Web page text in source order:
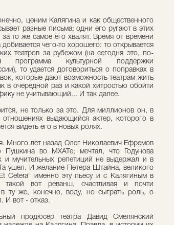
ценим Калягина и как общественного
разные письма; одни его ругают в этих
то же самое его хвалят. Время от времени
чего-то хорошего: то открывается
театров за рубежом (на сегодня это, по-
программа культурной поддержки
то удается договориться о поправках в
которые дают возможность театрам жить
в очередной раз и какой хитростью обойти
не учитывающий... И так далее.
не только за это. Для миллионов он, в
выдающийся актер, которого в
видеть его в новых ролях.
Много лет назад Олег Николаевич Ефремов
Пушкина во МХАТе; мечтал, что Годунова
и мучительных репетиций не выдержал и в
ушел. И желание Петера Штайна, великого
Cetera" именно эту пьесу и с Калягиным в
такой вот реванш, счастливая и почти
ту же, конечно, воду, но сыграть роль, о
И вот - отказ.
продюсер театра Давид Смелянский